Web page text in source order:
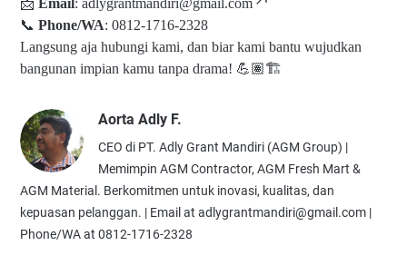
📩 Email : adlygrantmandiri@gmail.com
📞 Phone/WA: 0812-1716-2328
Langsung aja hubungi kami, dan biar kami bantu wujudkan
bangunan impian kamu tanpa drama! 💪🏽🏗️
Aorta Adly F.
CEO di PT. Adly Grant Mandiri (AGM Group) |
Memimpin AGM Contractor, AGM Fresh Mart &
AGM Material. Berkomitmen untuk inovasi, kualitas, dan
kepuasan pelanggan. | Email at adlygrantmandiri@gmail.com |
Phone/WA at 0812-1716-2328